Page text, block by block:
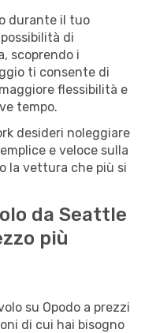
durante il tuo
di
scoprendo i
ti consente di
flessibilità e
tempo.
desideri noleggiare
e veloce sulla
la vettura che più si
da Seattle
più
su Opodo a prezzi
di cui hai bisogno